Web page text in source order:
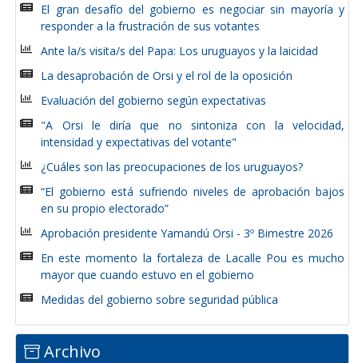
El gran desafío del gobierno es negociar sin mayoría y
responder a la frustración de sus votantes
Ante la/s visita/s del Papa: Los uruguayos y la laicidad
La desaprobación de Orsi y el rol de la oposición
Evaluación del gobierno según expectativas
"A Orsi le diría que no sintoniza con la velocidad,
intensidad y expectativas del votante"
¿Cuáles son las preocupaciones de los uruguayos?
“El gobierno está sufriendo niveles de aprobación bajos
en su propio electorado”
Aprobación presidente Yamandú Orsi - 3º Bimestre 2026
En este momento la fortaleza de Lacalle Pou es mucho
mayor que cuando estuvo en el gobierno
Medidas del gobierno sobre seguridad pública
Archivo